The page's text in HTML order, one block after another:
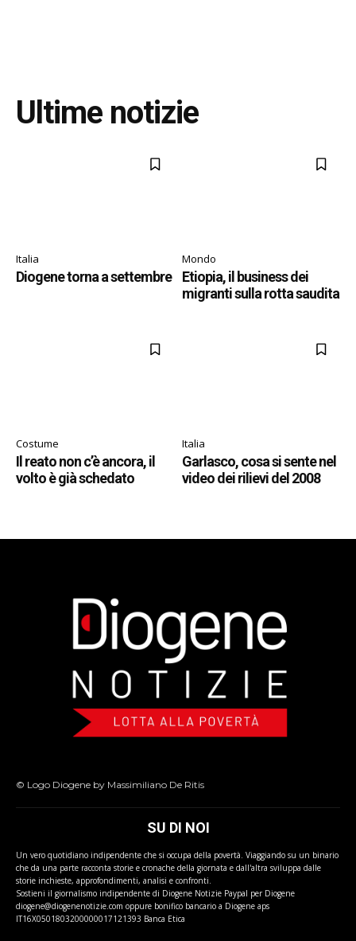
Ultime notizie
Italia
Diogene torna a settembre
Mondo
Etiopia, il business dei
migranti sulla rotta saudita
Costume
Il reato non c’è ancora, il
volto è già schedato
Italia
Garlasco, cosa si sente nel
video dei rilievi del 2008
© Logo Diogene by Massimiliano De Ritis
SU DI NOI
Un vero quotidiano indipendente che si occupa della povertà. Viaggiando su un binario
che da una parte racconta storie e cronache della giornata e dall'altra sviluppa dalle
storie inchieste, approfondimenti, analisi e confronti.
Sostieni il giornalismo indipendente di Diogene Notizie Paypal per Diogene
diogene@diogenenotizie.com oppure bonifico bancario a Diogene aps
IT16X0501803200000017121393 Banca Etica